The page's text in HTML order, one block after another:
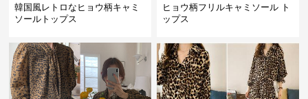
韓国風レトロなヒョウ柄キャミ
ソールトップス
ヒョウ柄フリルキャミソール ト
ップス